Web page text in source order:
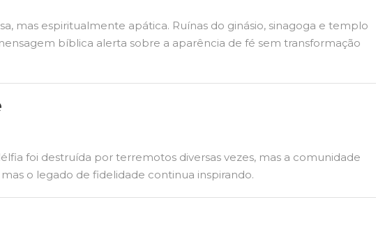
mas espiritualmente apática. Ruínas do ginásio, sinagoga e templo
bíblica alerta sobre a aparência de fé sem transformação
foi destruída por terremotos diversas vezes, mas a comunidade
o legado de fidelidade continua inspirando.